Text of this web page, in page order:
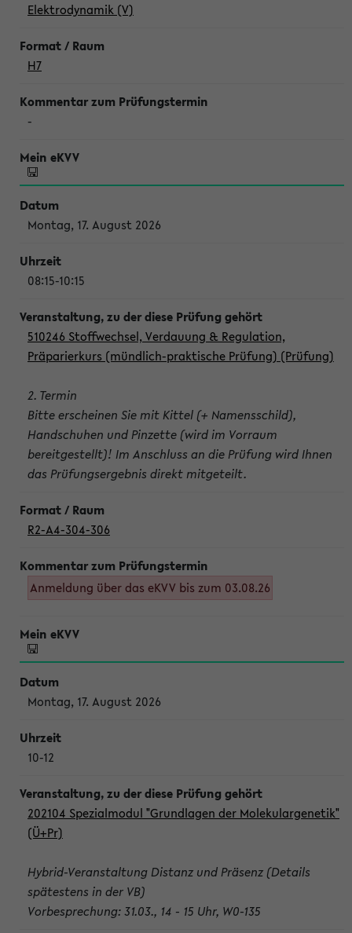
Elektrodynamik (V)
H7
-
Montag, 17. August 2026
08:15-10:15
510246 Stoffwechsel, Verdauung & Regulation,
Präparierkurs (mündlich-praktische Prüfung) (Prüfung)
2. Termin
Bitte erscheinen Sie mit Kittel (+ Namensschild),
Handschuhen und Pinzette (wird im Vorraum
bereitgestellt)! Im Anschluss an die Prüfung wird Ihnen
das Prüfungsergebnis direkt mitgeteilt.
R2-A4-304-306
Anmeldung über das eKVV bis zum 03.08.26
Montag, 17. August 2026
10-12
202104 Spezialmodul "Grundlagen der Molekulargenetik"
(Ü+Pr)
Hybrid-Veranstaltung Distanz und Präsenz (Details
spätestens in der VB)
Vorbesprechung: 31.03., 14 - 15 Uhr, W0-135